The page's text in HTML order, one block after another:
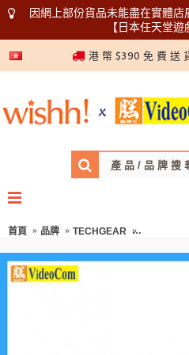
因網上部份貨品未能盡在實體
【日本任天堂遊
港 幣 $390 免 費 送
首頁 品牌 TECHGEAR